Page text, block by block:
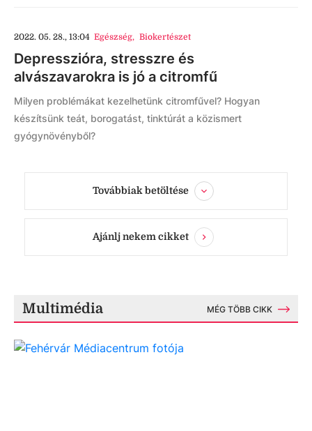
2022. 05. 28., 13:04 Egészség, Biokertészet
Depresszióra, stresszre és
alvászavarokra is jó a citromfű
Milyen problémákat kezelhetünk citromfűvel? Hogyan
készítsünk teát, borogatást, tinktúrát a közismert
gyógynövényből?
Továbbiak betöltése
Ajánlj nekem cikket
Multimédia MÉG TÖBB CIKK